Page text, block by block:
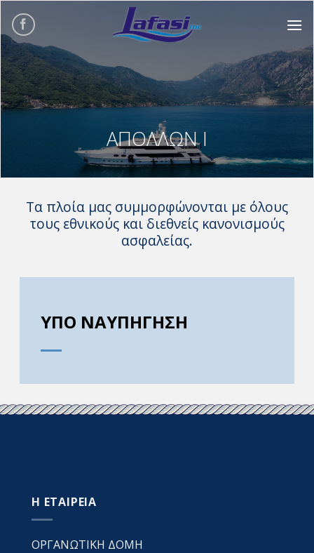
content
ΑΠΟΛΛΩΝ Ι
Τα πλοία μας συμμορφώνονται με όλους
τους εθνικούς και διεθνείς κανονισμούς
ασφαλείας.
ΥΠΟ ΝΑΥΠΗΓΗΣΗ
Η ΕΤΑΙΡΕΙΑ
ΟΡΓΑΝΩΤΙΚΗ ΔΟΜΗ